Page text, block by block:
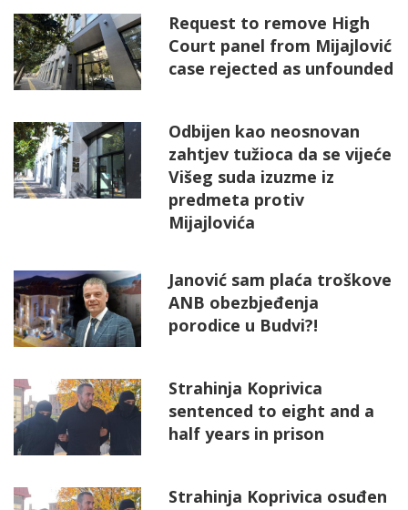
Request to remove High
Court panel from Mijajlović
case rejected as unfounded
Odbijen kao neosnovan
zahtjev tužioca da se vijeće
Višeg suda izuzme iz
predmeta protiv
Mijajlovića
Janović sam plaća troškove
ANB obezbjeđenja
porodice u Budvi?!
Strahinja Koprivica
sentenced to eight and a
half years in prison
Strahinja Koprivica osuđen